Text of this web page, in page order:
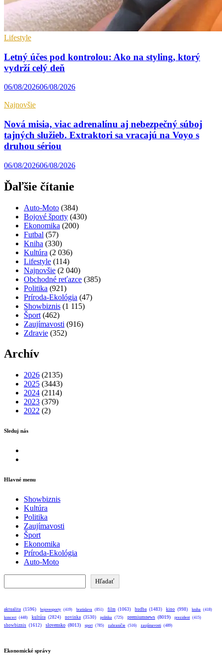
Lifestyle
Letný účes pod kontrolou: Ako na styling, ktorý
vydrží celý deň
06/08/202606/08/2026
Najnovšie
Nová misia, viac adrenalínu aj nebezpečný súboj
tajných služieb. Extraktori sa vracajú na Voyo s
druhou sériou
06/08/202606/08/2026
Ďaľšie čítanie
Auto-Moto (384)
Bojové športy (430)
Ekonomika (200)
Futbal (57)
Kniha (330)
Kultúra (2 036)
Lifestyle (114)
Najnovšie (2 040)
Obchodné reťazce (385)
Politika (921)
Príroda-Ekológia (47)
Showbiznis (1 115)
Šport (462)
Zaujímavosti (916)
Zdravie (352)
Archív
2026 (2135)
2025 (3443)
2024 (2114)
2023 (379)
2022 (2)
Sleduj nás
Hlavné menu
Showbiznis
Kultúra
Politika
Zaujímavosti
Šport
Ekonomika
Príroda-Ekológia
Auto-Moto
Hľadať
aktualita (1596) bojovesporty (419) bratislava (851) film (1063) hudba (1483) kino (998) kniha (418)
koncert (448) kultúra (2824) novinka (3530) politika (725) premiumnews (8019) prezident (415)
showbiznis (1612) slovensko (8013) sport (785) zahraničie (516) zaujímavosti (489)
Ekonomické správy